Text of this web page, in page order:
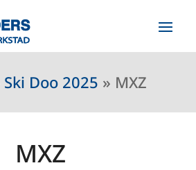
Ski Doo 2025 » MXZ
MXZ